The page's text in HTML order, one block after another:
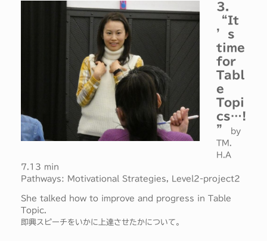
3.
“It
’s
time
for
Tabl
e
Topi
cs…!
”
by
TM.
H.A
7.13 min
Pathways: Motivational Strategies, Level2-project2
She talked how to improve and progress in Table
Topic.
即興スピーチをいかに上達させたかについて。